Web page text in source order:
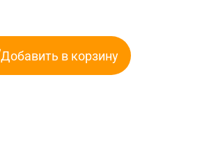
Добавить в корзину